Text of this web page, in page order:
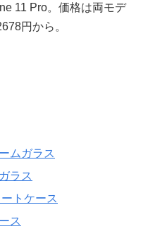
11 Pro。価格は両モデ
円から。
ムガラス
ラス
トケース
ス